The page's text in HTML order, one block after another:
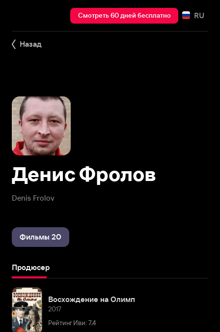
Смотреть 60 дней бесплатно RU
Назад
Denis Frolov
Денис Фролов
Фильмы 20
Продюсер
Восхождение на Олимп
2017
Рейтинг Иви: 7,4